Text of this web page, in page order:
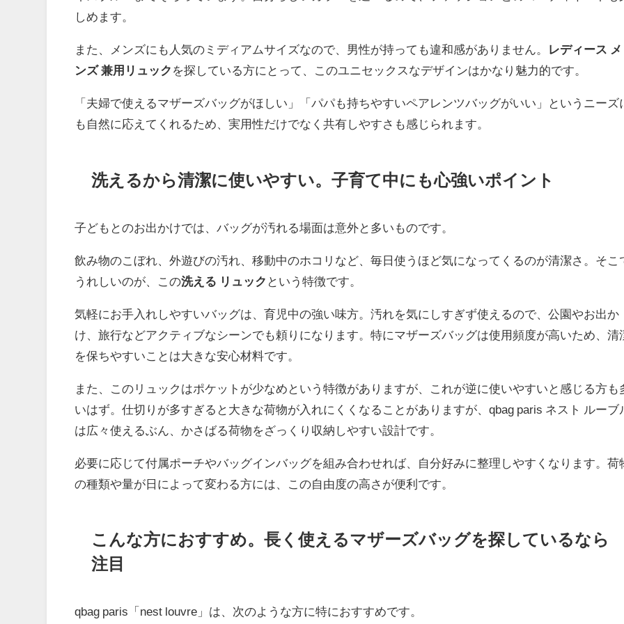
しめます。
また、メンズにも人気のミディアムサイズなので、男性が持っても違和感がありません。
レディース メ
ンズ 兼用リュック を探している方にとって、このユニセックスなデザインはかなり魅力的です。
「夫婦で使えるマザーズバッグがほしい」「パパも持ちやすいペアレンツバッグがいい」というニーズ
も自然に応えてくれるため、実用性だけでなく共有しやすさも感じられます。
洗えるから清潔に使いやすい。子育て中にも心強いポイント
子どもとのお出かけでは、バッグが汚れる場面は意外と多いものです。
飲み物のこぼれ、外遊びの汚れ、移動中のホコリなど、毎日使うほど気になってくるのが清潔さ。そこ
うれしいのが、この洗える リュック という特徴です。
気軽にお手入れしやすいバッグは、育児中の強い味方。汚れを気にしすぎず使えるので、公園やお出か
け、旅行などアクティブなシーンでも頼りになります。特にマザーズバッグは使用頻度が高いため、清
を保ちやすいことは大きな安心材料です。
また、このリュックはポケットが少なめという特徴がありますが、これが逆に使いやすいと感じる方も
いはず。仕切りが多すぎると大きな荷物が入れにくくなることがありますが、qbag paris ネスト ルーブ
は広々使えるぶん、かさばる荷物をざっくり収納しやすい設計です。
必要に応じて付属ポーチやバッグインバッグを組み合わせれば、自分好みに整理しやすくなります。荷
の種類や量が日によって変わる方には、この自由度の高さが便利です。
こんな方におすすめ。長く使えるマザーズバッグを探しているなら
注目
qbag paris「nest louvre」は、次のような方に特におすすめです。